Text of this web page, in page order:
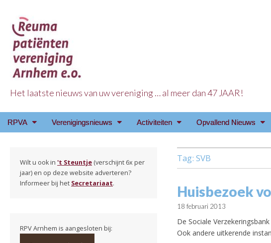
Reuma Patienten
Het laatste nieuws van uw vereniging … al meer dan 47 JAAR!
Main
Skip
RPVA Verenigingsnieuws Activiteiten Opvallend Nieuws
Tag: SVB
Huisbezoek
18 februari 2013
De Sociale
Ook andere uitkerende
Wilt u ook in 't Steuntje (verschijnt 6x per
jaar) en op deze website adverteren?
Informeer bij het Secretariaat.
RPV Arnhem is aangesloten bij: